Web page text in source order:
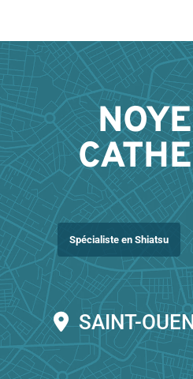
Spécialiste en Shiatsu
SAINT-